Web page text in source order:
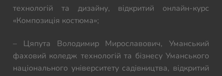
технологій та дизайну, відкритий онлайн-курс
«Композиція костюма»;
– Цяпута Володимир Мирославович, Уманський
фаховий коледж технологій та бізнесу Уманського
національного університету садівництва, відкритий